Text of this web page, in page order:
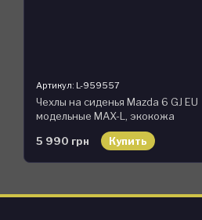
Артикул: L-959557
Чехлы на сиденья Mazda 6 GJ EU
модельные MAX-L, экокожа
5 990 грн Купить